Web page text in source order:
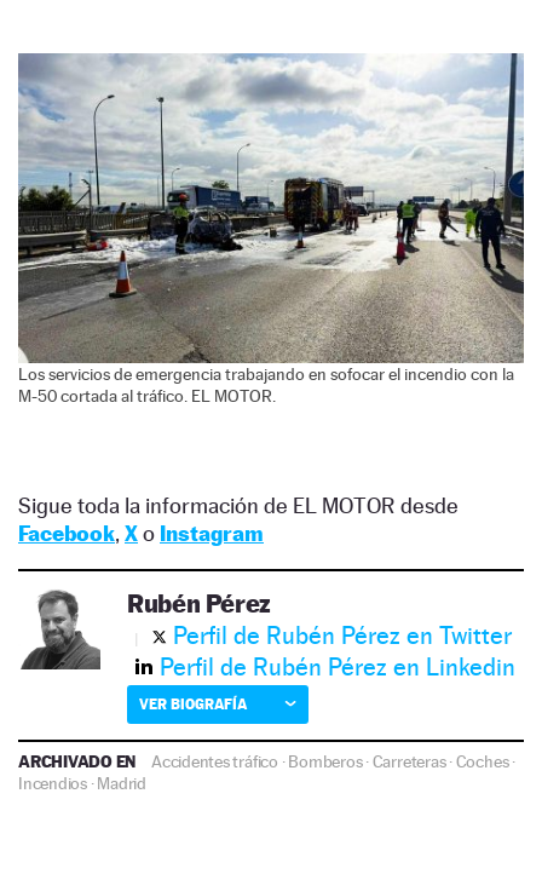
Los servicios de emergencia trabajando en sofocar el incendio con la
M-50 cortada al tráfico. EL MOTOR.
Sigue toda la información de EL MOTOR desde
Facebook, Xo Instagram
Rubén Pérez
Perfil de Rubén Pérez en Twitter
Perfil de Rubén Pérez en Linkedin
VER BIOGRAFÍA
ARCHIVADO EN Accidentes tráfico ·Bomberos·Carreteras·Coches·
Incendios·Madrid